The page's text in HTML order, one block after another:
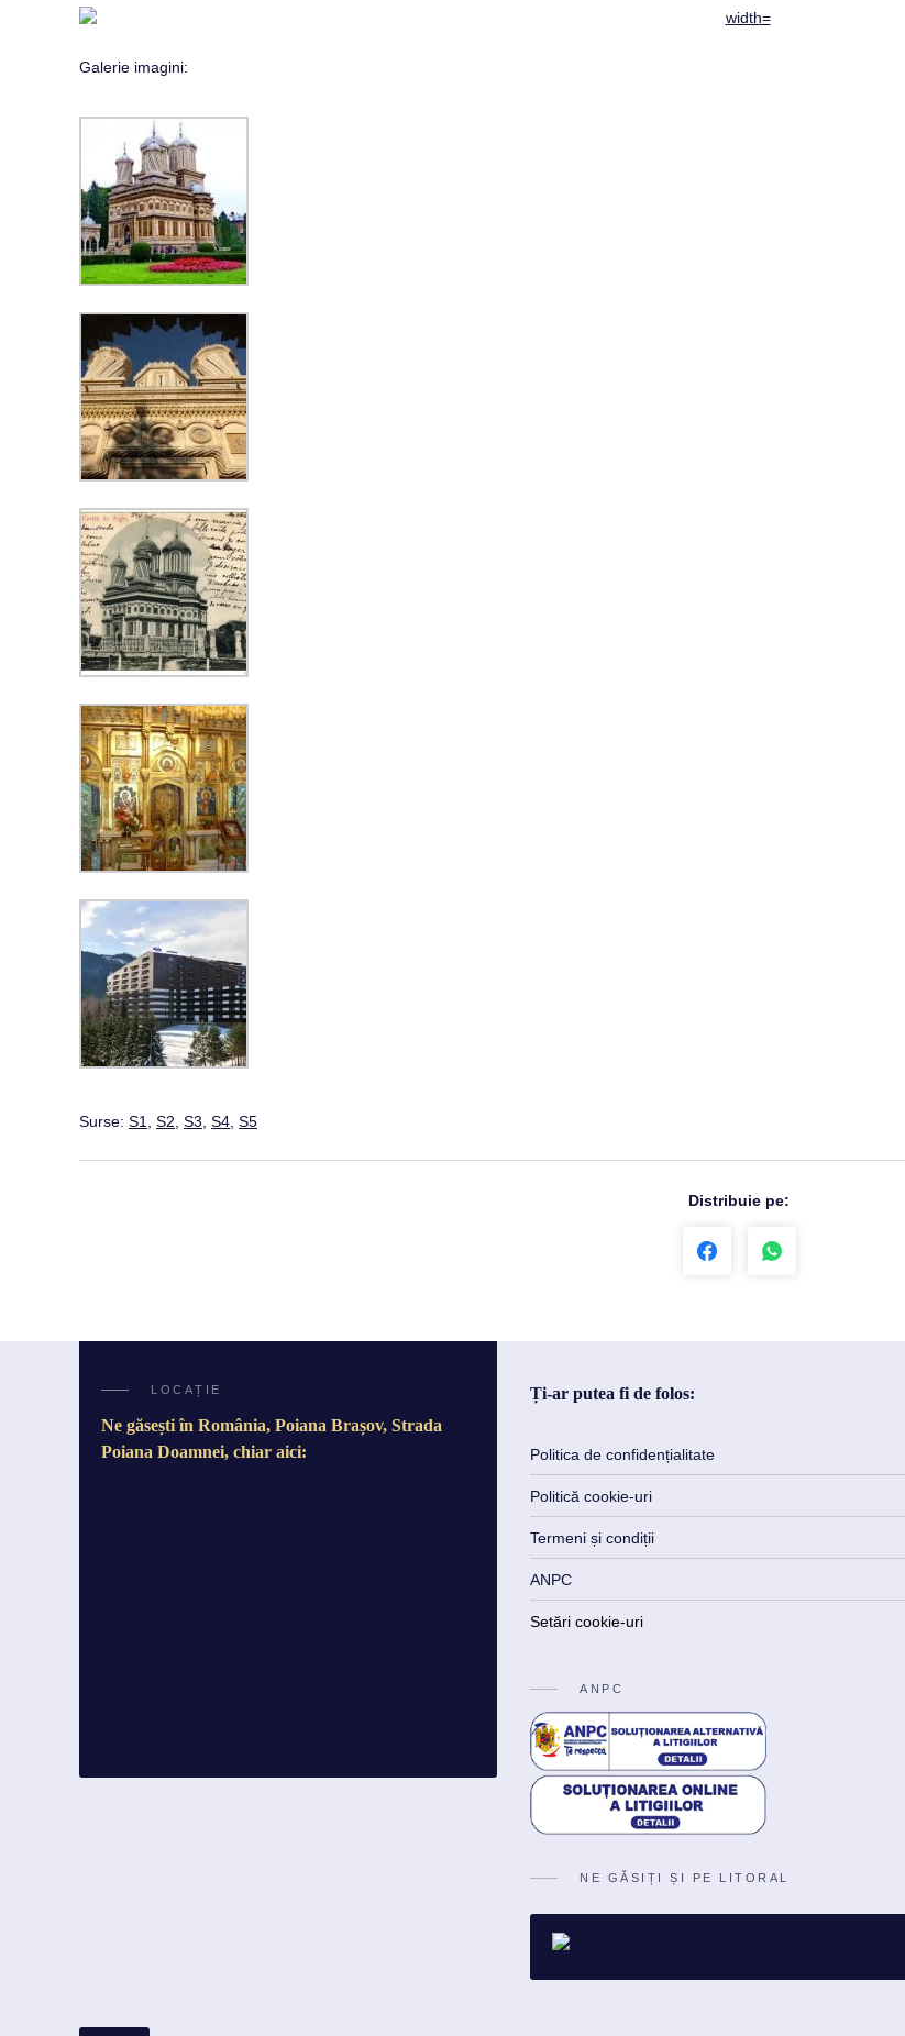
Galerie imagini:
Surse: S1 S2 S3 S4 S5
Distribuie pe:
LOCAȚIE
Ne găsești în România, Poiana Brașov, Strada
Poiana Doamnei, chiar aici:
Ți-ar putea fi de folos:
Politica de confidențialitate
Politică cookie-uri
Termeni și condiții
ANPC
Setări cookie-uri
ANPC
NE GĂSIȚI ȘI PE LITORAL